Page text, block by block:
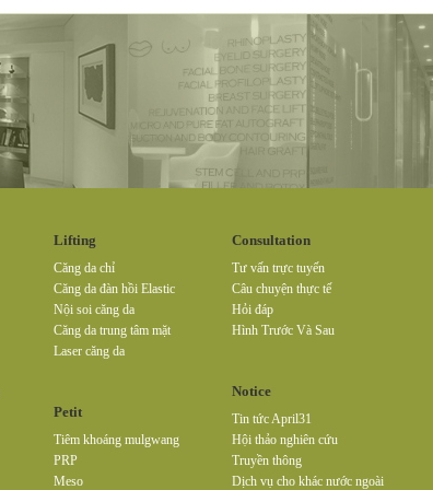
Lifting
Căng da chỉ
Căng da đàn hồi Elastic
Nội soi căng da
Căng da trung tâm mặt
Laser căng da
Petit
Tiêm khoáng mulgwang
PRP
Meso
Consultation
Tư vấn trực tuyến
Câu chuyện thực tế
Hỏi đáp
Hình Trước Và Sau
Notice
Tin tức April31
Hội thảo nghiên cứu
Truyền thông
Dịch vụ cho khác nước ngoài